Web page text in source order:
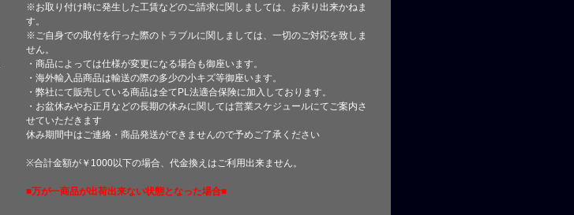
※お取り付け時に発生した工賃などのご請求に関しましては、お承り出来かねま
す。
※ご自身での取付を行った際のトラブルに関しましては、一切のご対応を致しま
せん。
・商品によっては仕様が変更になる場合も御座います。
・海外輸入品商品は輸送の際の多少の小キズ等御座います。
・弊社にて販売している商品は全てPL法適合保険に加入しております。
・お盆休みやお正月などの長期の休みに関しては営業スケジュールにてご案内さ
せていただきます
休み期間中はご連絡・商品発送ができませんので予めご了承ください
※合計金額が￥1000以下の場合、代金換えはご利用出来ません。
■万が一商品が出荷出来ない状態となった場合■